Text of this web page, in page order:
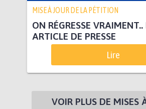
MISE À JOUR DE LA PÉTITION
ON RÉGRESSE VRAIMENT..
ARTICLE DE PRESSE
Lire
VOIR PLUS DE MISES